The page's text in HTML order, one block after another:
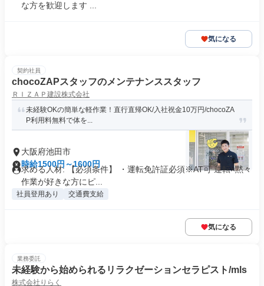
な方を歓迎します ...
気になる
契約社員
chocoZAPスタッフのメンテナンススタッフ
ＲＩＺＡＰ建設株式会社
未経験OKの簡単な軽作業！直行直帰OK/入社祝金10万円/chocoZA
P利用料無料で体を...
大阪府池田市
時給1500円～1600円
求める人材: 【必須条件】 ・運転免許証必須※AT可 運転×黙々
作業が好きな方にピ...
社員登用あり 交通費支給
気になる
業務委託
未経験から始められるリラクゼーションセラピスト/mls
株式会社りらく